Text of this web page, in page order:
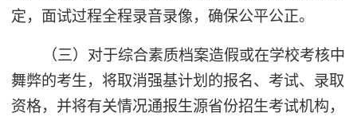
定，面试过程全程录音录像，确保公平公正。
（三）对于综合素质档案造假或在学校考核中
舞弊的考生，将取消强基计划的报名、考试、录取
资格，并将有关情况通报生源省份招生考试机构，